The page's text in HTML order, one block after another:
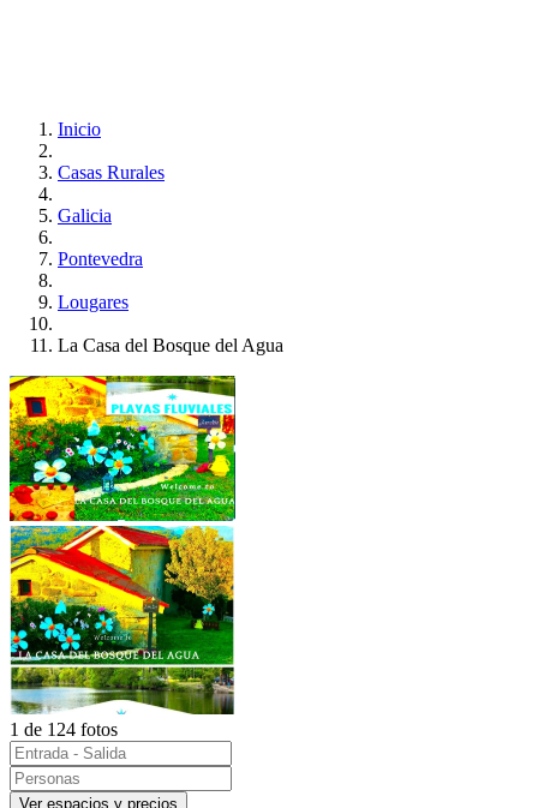
Inicio
Casas Rurales
Galicia
Pontevedra
Lougares
La Casa del Bosque del Agua
1 de 124 fotos
Ver espacios y precios